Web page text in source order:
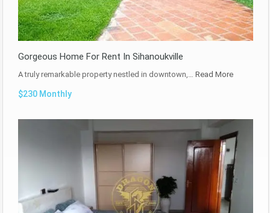
Gorgeous Home For Rent In Sihanoukville
A truly remarkable property nestled in downtown,… Read More
$230 Monthly